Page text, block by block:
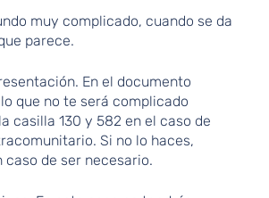
muy complicado, cuando se da
parece.
En el documento
que no te será complicado
casilla 130 y 582 en el caso de
Si no lo haces,
de ser necesario.